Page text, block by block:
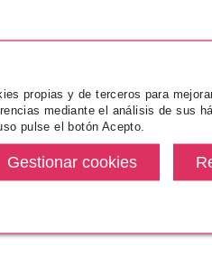
CHRISTIAN DIOR
SAUVAGE EXTREME
Pvr 71.00€
-25%
1
propias y de terceros para
mediante el análisis de sus
pulse el botón Acepto.